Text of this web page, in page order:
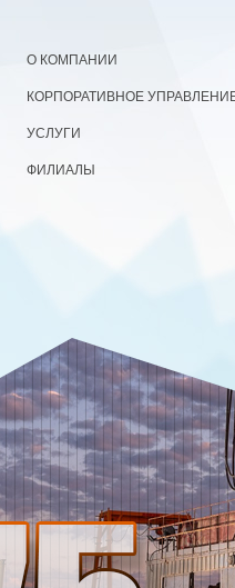
О КОМПАНИИ
КОРПОРАТИВНОЕ
УСЛУГИ
ФИЛИАЛЫ